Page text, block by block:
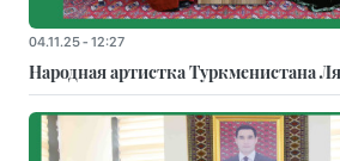
04.11.25 - 12:27
Народная артистка Туркменистана